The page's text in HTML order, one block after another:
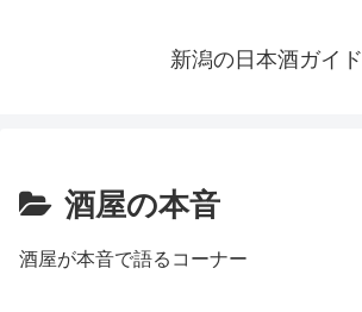
新潟の日本酒ガイド
酒屋の本音
酒屋が本音で語るコーナー